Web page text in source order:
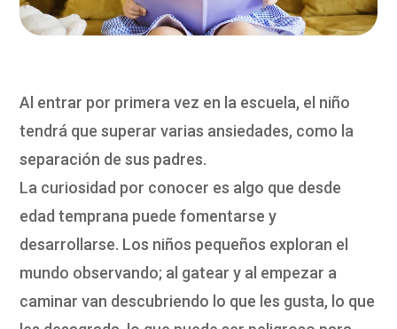
Al entrar por primera vez en la escuela, el niño
tendrá que superar varias ansiedades, como la
separación de sus padres.
La curiosidad por conocer es algo que desde
edad temprana puede fomentarse y
desarrollarse. Los niños pequeños exploran el
mundo observando; al gatear y al empezar a
caminar van descubriendo lo que les gusta, lo que